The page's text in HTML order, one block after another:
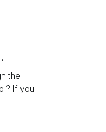
the
If you